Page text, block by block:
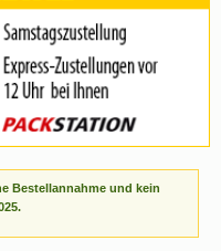
Bestellannahme und kein